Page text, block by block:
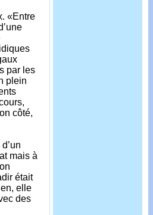
«Entre
par les
plein
côté,
mais à
était
elle
des